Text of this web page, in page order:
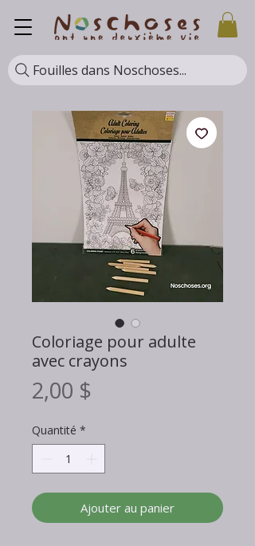
Fouilles dans Noschoses...
Coloriage pour adulte
avec crayons
2,00 $
Quantité *
Ajouter au panier